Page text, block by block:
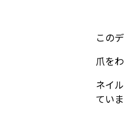
この
爪を
ネイ
ていま